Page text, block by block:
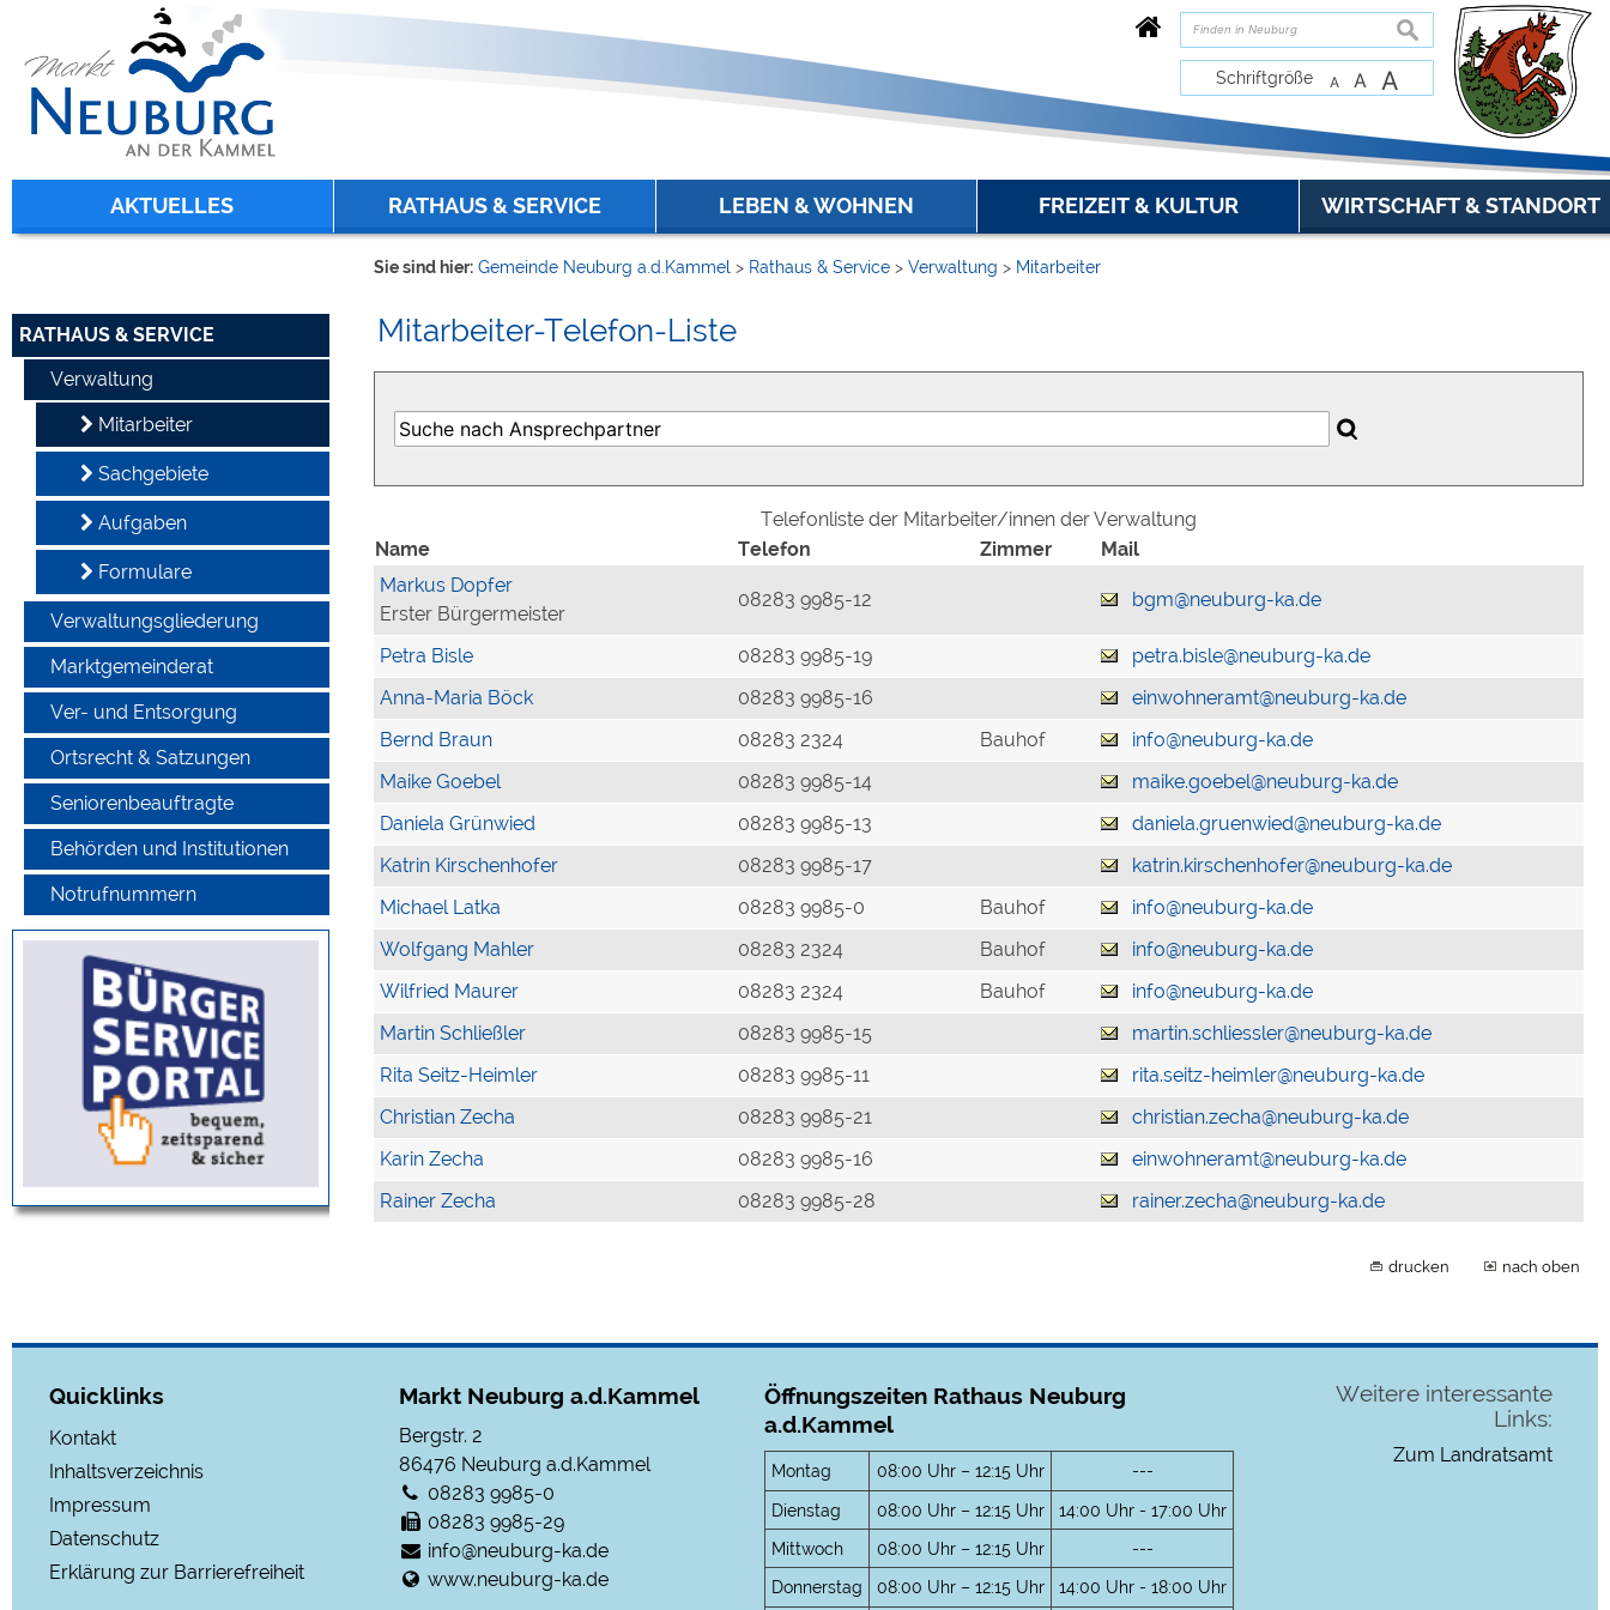
zur Navigation oder zur Startseitespringen.
suchen
Schriftgröße A A A
AKTUELLES RATHAUS & SERVICE LEBEN & WOHNEN FREIZEIT & KULTUR WIRTSCHAFT & STANDORT
RATHAUS & SERVICE
Verwaltung
Mitarbeiter
Sachgebiete
Aufgaben
Formulare
Verwaltungsgliederung
Marktgemeinderat
Ver- und Entsorgung
Ortsrecht & Satzungen
Seniorenbeauftragte
Behörden und Institutionen
Notrufnummern
Sie sind hier: Gemeinde Neuburg a.d.Kammel > Rathaus & Service > Verwaltung > Mitarbeiter
Mitarbeiter-Telefon-Liste
Telefonliste der Mitarbeiter/innen der Verwaltung
Name
Telefon Zimmer
Mail
Markus Dopfer
Erster Bürgermeister
08283 9985-12 bgm@neuburg-ka.de
Petra Bisle 08283 9985-19
petra.bisle@neuburg-ka.de
Anna-Maria Böck
08283 9985-16
einwohneramt@neuburg-ka.de
Bernd Braun
08283 2324 Bauhof
info@neuburg-ka.de
Maike Goebel
08283 9985-14
maike.goebel@neuburg-ka.de
Daniela Grünwied
08283 9985-13
daniela.gruenwied@neuburg-ka.de
Katrin Kirschenhofer
08283 9985-17
katrin.kirschenhofer@neuburg-ka.de
Michael Latka
08283 9985-0 Bauhof
info@neuburg-ka.de
Wolfgang Mahler
08283 2324 Bauhof
info@neuburg-ka.de
Wilfried Maurer
08283 2324 Bauhof
info@neuburg-ka.de
Martin Schließler
08283 9985-15
martin.schliessler@neuburg-ka.de
Rita Seitz-Heimler
08283 9985-11
rita.seitz-heimler@neuburg-ka.de
Christian Zecha
08283 9985-21
christian.zecha@neuburg-ka.de
Karin Zecha
08283 9985-16
einwohneramt@neuburg-ka.de
Rainer Zecha
08283 9985-28 rainer.zecha@neuburg-ka.de
drucken nach oben
Quicklinks
Kontakt
Inhaltsverzeichnis
Impressum
Datenschutz
Erklärung zur Barrierefreiheit
Markt Neuburg a.d.Kammel
Bergstr. 2
86476 Neuburg a.d.Kammel
08283 9985-0
08283 9985-29
info@neuburg-ka.de
www.neuburg-ka.de
Öffnungszeiten Rathaus Neuburg
a.d.Kammel
Montag 08:00 Uhr – 12:15 Uhr
---
Dienstag
08:00 Uhr – 12:15 Uhr
14:00 Uhr - 17:00 Uhr
Mittwoch
08:00 Uhr – 12:15 Uhr
---
Donnerstag
08:00 Uhr – 12:15 Uhr 14:00 Uhr - 18:00 Uhr
Weitere interessante
Links:
Zum Landratsamt